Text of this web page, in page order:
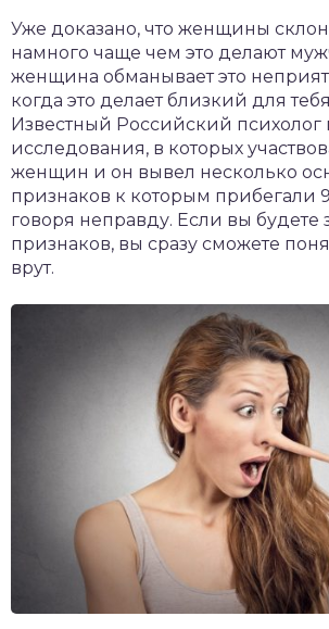
Уже доказано, что женщины
намного чаще чем это делают
женщина обманывает это
когда это делает близкий для
Известный Российский психолог
исследования, в которых
женщин и он вывел несколько
признаков к которым прибегали
говоря неправду. Если вы будете
признаков, вы сразу сможете
врут.
и уход